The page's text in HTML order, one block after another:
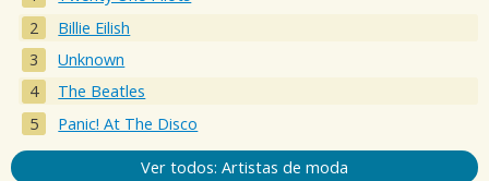
Billie Eilish
Unknown
The Beatles
Panic! At The Disco
Ver todos: Artistas de moda